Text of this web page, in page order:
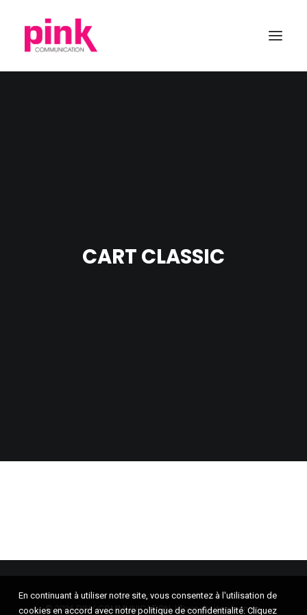
CART CLASSIC
© 2026 PINK COMMUNICATION. | Tous droits réservés.
En continuant à utiliser notre site, vous consentez à l'utilisation de
cookies en accord avec notre politique de confidentialité. Cliquez